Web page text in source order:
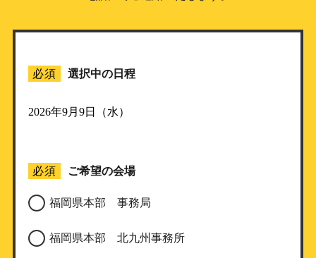
必須 選択中の日程
必須 ご希望の会場
福岡県本部 事務局
福岡県本部 北九州事務所